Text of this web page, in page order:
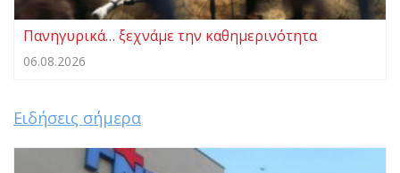
Πανηγυρικά… ξεχνάμε την καθημερινότητα
06.08.2026
Ειδήσεις σήμερα